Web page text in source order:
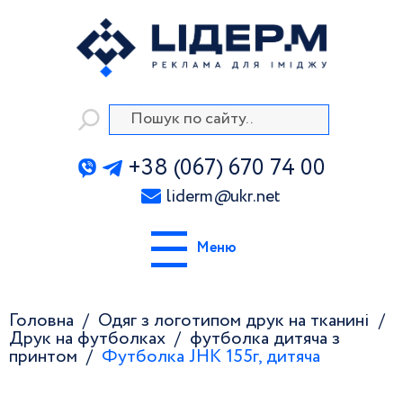
+38 (067) 670 74 00
liderm@ukr.net
Меню
Головна
Одяг з логотипом друк на тканині
Друк на футболках
футболка дитяча з
принтом
Футболка JHK 155г, дитяча